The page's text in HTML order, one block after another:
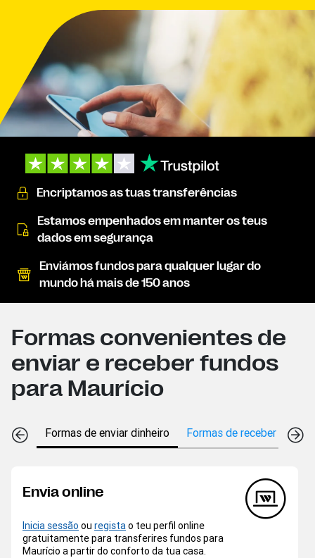
Encriptamos as tuas transferências
Estamos empenhados em manter os teus
dados em segurança
Enviámos fundos para qualquer lugar do
mundo há mais de 150 anos
Formas convenientes de
enviar e receber fundos
para Maurício
Formas de enviar dinheiro Formas de receber
Envia online
Inicia sessão ou registao teu perfil online
gratuitamente para transferires fundos para
Maurício a partir do conforto da tua casa.